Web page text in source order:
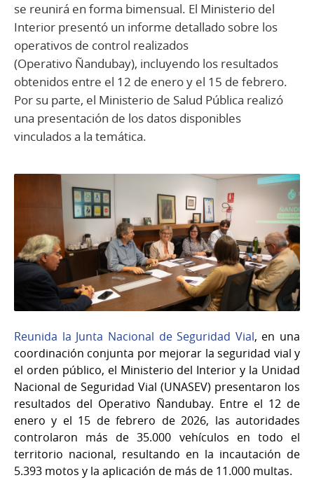
se reunirá en forma bimensual. El Ministerio del
Interior presentó un informe detallado sobre los
operativos de control realizados
(Operativo Ñandubay), incluyendo los resultados
obtenidos entre el 12 de enero y el 15 de febrero.
Por su parte, el Ministerio de Salud Pública realizó
una presentación de los datos disponibles
vinculados a la temática.
Reunida la Junta Nacional de Seguridad Vial, en una
coordinación conjunta por mejorar la seguridad vial y
el orden público, el Ministerio del Interior y la Unidad
Nacional de Seguridad Vial (UNASEV) presentaron los
resultados del Operativo Ñandubay. Entre el 12 de
enero y el 15 de febrero de 2026, las autoridades
controlaron más de 35.000 vehículos en todo el
territorio nacional, resultando en la incautación de
5.393 motos y la aplicación de más de 11.000 multas.